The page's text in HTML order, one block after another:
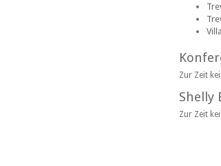
Zur Zeit
Shelly
Zur Zeit